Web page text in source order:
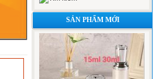
SẢN PHẨM MỚI